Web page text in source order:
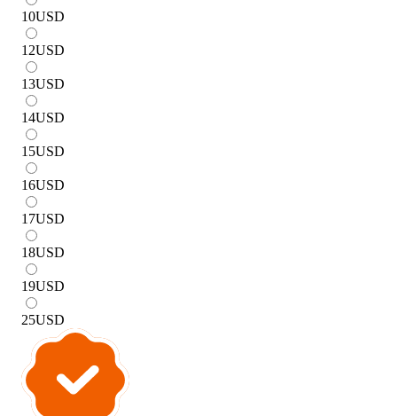
10USD
12USD
13USD
14USD
15USD
16USD
17USD
18USD
19USD
25USD